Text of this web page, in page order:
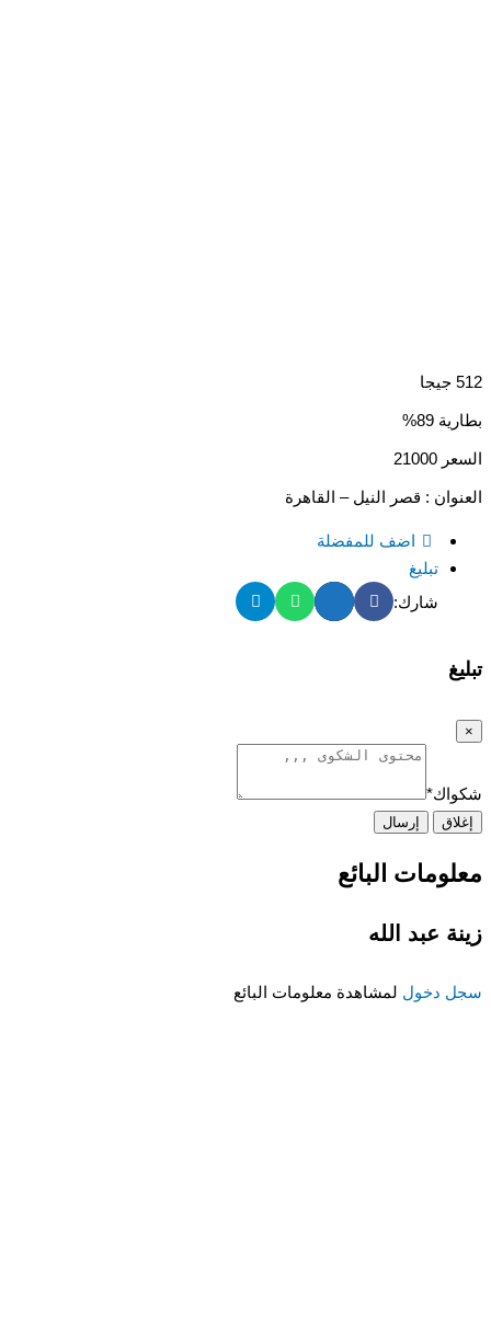
512 جيجا
بطارية 89%
السعر 21000
العنوان : قصر النيل – القاهرة
اضف للمفضلة
تبليغ
شارك:
تبليغ
×
شكواك*
إغلاق إرسال
معلومات البائع
زينة عبد الله
سجل دخول لمشاهدة معلومات البائع